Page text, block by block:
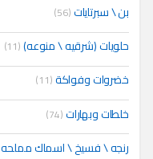
بن \ سبرتايات(56)
حلويات (شرقيه \ منوعه)(11)
خضروات وفواكة(11)
خلطات وبهارات(74)
رنجه \ فسيخ \ اسماك مملحه